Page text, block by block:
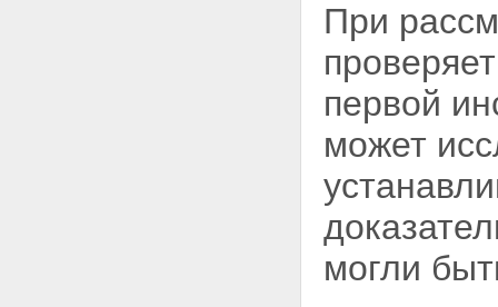
При
первой
может
могли